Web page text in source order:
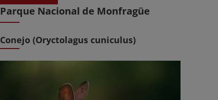
Parque Nacional de Monfragüe
Conejo (Oryctolagus cuniculus)